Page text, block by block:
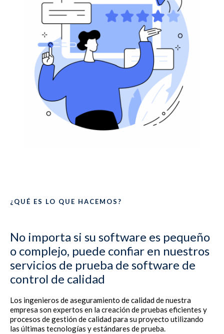
¿QUÉ ES LO QUE HACEMOS?
No importa si su software es pequeño
o complejo, puede confiar en nuestros
servicios de prueba de software de
control de calidad
Los ingenieros de aseguramiento de calidad de nuestra
empresa son expertos en la creación de pruebas eficientes y
procesos de gestión de calidad para su proyecto utilizando
las últimas tecnologías y estándares de prueba.​